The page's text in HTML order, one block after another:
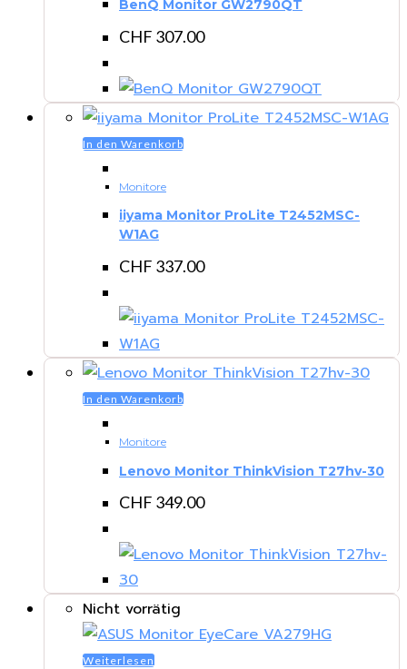
BenQ Monitor GW2790QT
CHF 307.00
In den Warenkorb
Monitore
iiyama Monitor ProLite T2452MSC-
W1AG
CHF 337.00
In den Warenkorb
Monitore
Lenovo Monitor ThinkVision T27hv-30
CHF 349.00
Nicht vorrätig
Weiterlesen